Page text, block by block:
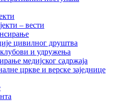
– вести
цивилног друштва
и удружења
медијског садржаја
цркве и верске заједнице